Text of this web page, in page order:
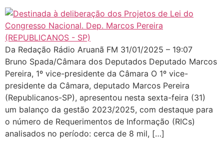
Da Redação Rádio Aruanã FM 31/01/2025 – 19:07
Bruno Spada/Câmara dos Deputados Deputado Marcos
Pereira, 1º vice-presidente da Câmara O 1º vice-
presidente da Câmara, deputado Marcos Pereira
(Republicanos-SP), apresentou nesta sexta-feira (31)
um balanço da gestão 2023/2025, com destaque para
o número de Requerimentos de Informação (RICs)
analisados no período: cerca de 8 mil, […]